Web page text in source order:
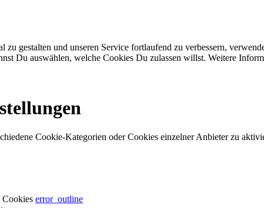
zu gestalten und unseren Service fortlaufend zu verbessern,
Du auswählen, welche Cookies Du zulassen willst. Weitere
Cookie-Kategorien oder Cookies einzelner Anbieter zu
Cookies error_outline